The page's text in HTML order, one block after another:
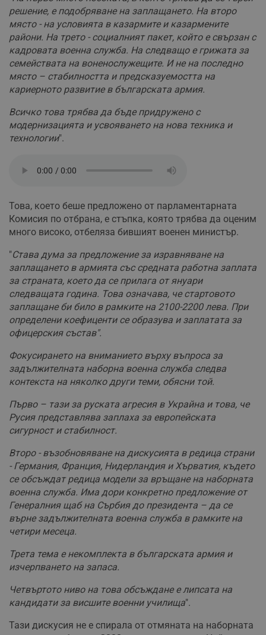
решение, е подобряване на заплащането. На второ
място - на условията в казармите и казармените
райони. На трето - социалният пакет, който е свързан с
кадровата военна служба. На следващо е грижата за
семействата на воненослужещите. И не на последно
място – стабилността и предсказуемостта на
кариерното развитие в българската армия.
Всичко това трябва да бъде придружено с
модернизацията и усвояването на нова техника и
технологии".
Това, което беше предложено от парламентарната
Комисия по отбрана, е стъпка, която трябва да оценим
много високо, отбеляза бившият военен министър.
"Става дума за предложение за изравняване на
заплащането в армията със средната работна заплата
за страната, което да се прилага от януари
следващата година. Това означава, че стартовото
заплащане би било в рамките на 2100-2200 лева. При
определени коефиценти се образува и заплатата за
офицерския състав".
Фокусирането на вниманието върху въпроса за
задължителната наборна военна служба следва
контекста на няколко други теми, обясни той.
Първо – тази за руската агресия в Украйна и това, че
Русия представлява заплаха за европейската
сигурност и стабилност.
Второ - възобновяване на дискусията в редица страни
- Германия, Франция, Нидерландия и Хърватия, където
се обсъждат редица модели за връщане на наборната
военна служба. Има дори конкретно предложение от
Генералния щаб на Сърбия до президента – да се
върне задължителната военна служба в рамките на
четири месеца.
Трета тема е некомплекта в българската армия и
изчерпването на запаса.
Четвъртото ниво на това обсъждане е липсата на
кандидати за висшите военни училища".
Тази дискусия не е спирала от отмяната на наборната